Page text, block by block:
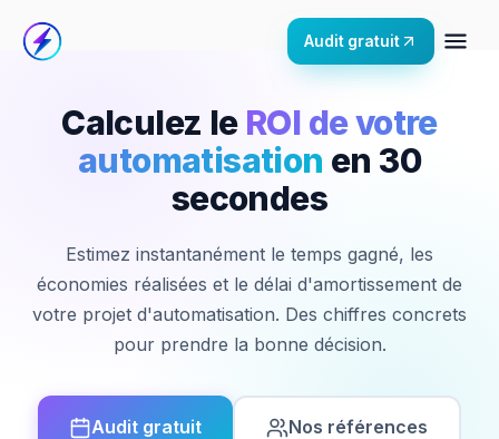
Audit gratuit
Calculez le ROI de votre
automatisation en 30
secondes
Estimez instantanément le temps gagné, les
économies réalisées et le délai d'amortissement de
votre projet d'automatisation. Des chiffres concrets
pour prendre la bonne décision.
Audit gratuit Nos références